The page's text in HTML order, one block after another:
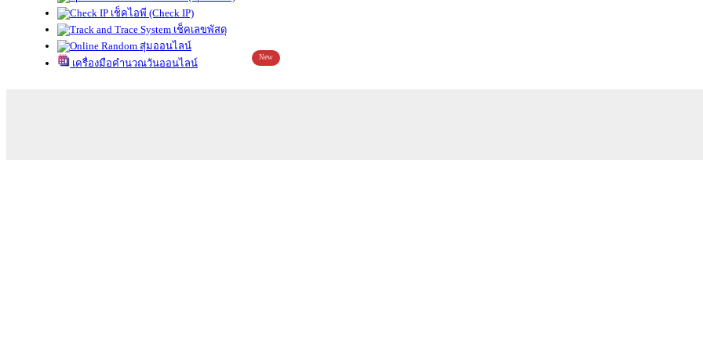
เช็คไอพี (Check IP)
เช็คเลขพัสดุ
สุ่มออนไลน์
เครื่องมือคำนวณวันออนไลน์
New